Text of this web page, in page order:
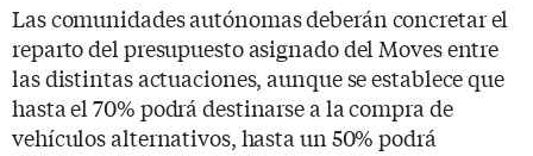
Las comunidades autónomas deberán concretar el
reparto del presupuesto asignado del Moves entre
las distintas actuaciones, aunque se establece que
hasta el 70% podrá destinarse a la compra de
vehículos alternativos, hasta un 50% podrá